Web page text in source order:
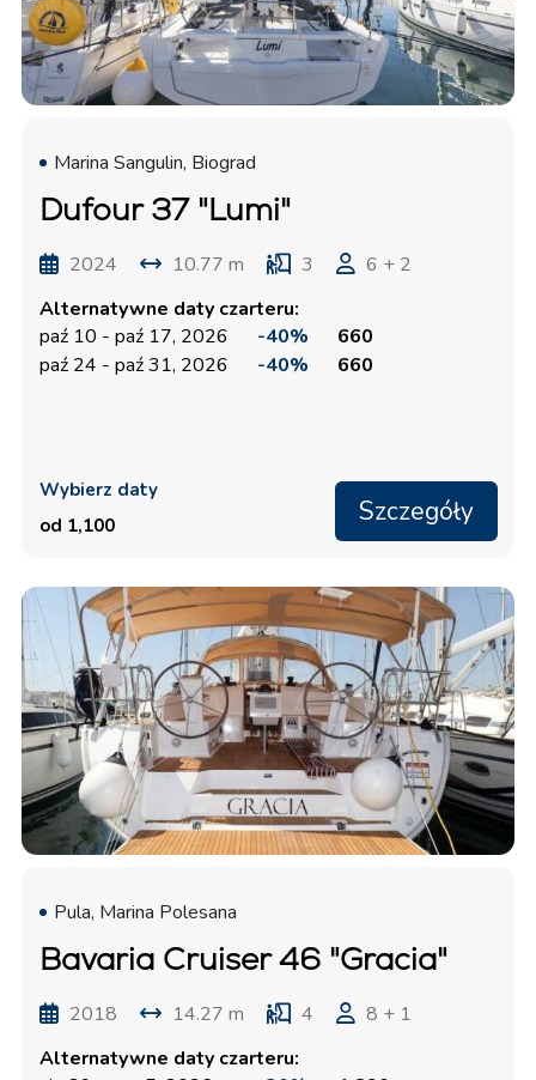
Marina Sangulin, Biograd
Dufour 37 "Lumi"
2024 10.77 m 3
6 + 2
Alternatywne daty czarteru:
paź 10 - paź 17, 2026
-40%
660
paź 24 - paź 31, 2026
-40% 660
Wybierz daty
od 1,100
Szczegóły
Pula, Marina Polesana
Bavaria Cruiser 46 "Gracia"
2018 14.27 m 4
8 + 1
Alternatywne daty czarteru: